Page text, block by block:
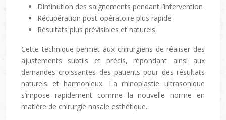
Diminution des saignements pendant l’intervention
Récupération post-opératoire plus rapide
Résultats plus prévisibles et naturels
Cette technique permet aux chirurgiens de réaliser des
ajustements subtils et précis, répondant ainsi aux
demandes croissantes des patients pour des résultats
naturels et harmonieux. La rhinoplastie ultrasonique
s’impose rapidement comme la nouvelle norme en
matière de chirurgie nasale esthétique.